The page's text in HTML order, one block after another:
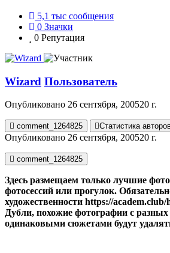
5,1 тыс сообщения
0 Значки
0 Репутация
Wizard Пользователь
Опубликовано 26 сентября, 200520 г.
comment_1264825 Статистика
Опубликовано 26 сентября, 200520 г.
comment_1264825
Здесь размещаем только лучшие
фотосессий или прогулок.
художественности https://academ.club/
Дубли, похожие фотографии с разных
одинаковыми сюжетами будут